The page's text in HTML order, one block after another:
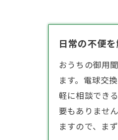
日常の不便
おうちの御用
ます。電球交
軽に相談でき
要もありませ
ますので、ま